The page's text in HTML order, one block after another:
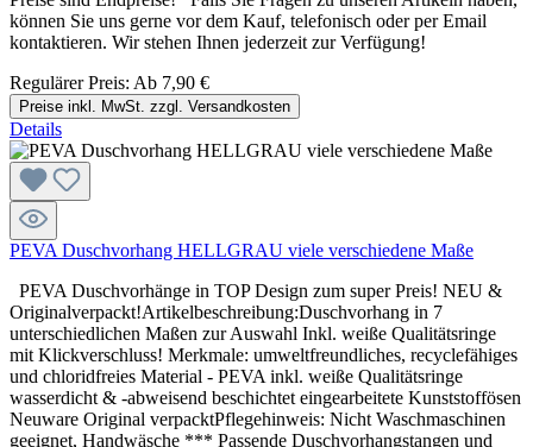
können Sie uns gerne vor dem Kauf, telefonisch oder per Email
kontaktieren. Wir stehen Ihnen jederzeit zur Verfügung!
Regulärer Preis: Ab 7,90 €
Preise inkl. MwSt. zzgl. Versandkosten
Details
PEVA Duschvorhang HELLGRAU viele verschiedene Maße
PEVA Duschvorhänge in TOP Design zum super Preis! NEU &
Originalverpackt!Artikelbeschreibung:Duschvorhang in 7
unterschiedlichen Maßen zur Auswahl Inkl. weiße Qualitätsringe
mit Klickverschluss! Merkmale: umweltfreundliches, recyclefähiges
und chloridfreies Material - PEVA inkl. weiße Qualitätsringe
wasserdicht & -abweisend beschichtet eingearbeitete Kunststoffösen
Neuware Original verpacktPflegehinweis: Nicht Waschmaschinen
geeignet, Handwäsche *** Passende Duschvorhangstangen und